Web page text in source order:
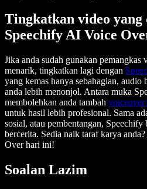
Tingkatkan video yang
Speechify AI Voice
Jika anda sudah gunakan
menarik, tingkatkan lagi dengan
yang kemas hanya sebahagian,
anda lebih menonjol. Antara muka
membolehkan anda tambah voiceover
untuk hasil lebih profesional. Sama
sosial, atau pembentangan, Speechify
bercerita. Sedia naik taraf karya
Over hari ini!
Soalan Lazim